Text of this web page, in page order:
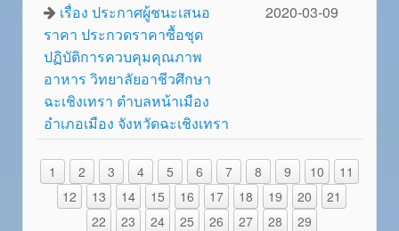
เรื่อง ประกาศผู้ชนะเสนอ
ราคา ประกวดราคาซื้อชุด
ปฏิบัติการควบคุมคุณภาพ
อาหาร วิทยาลัยอาชีวศึกษา
ฉะเชิงเทรา ตำบลหน้าเมือง
อำเภอเมือง จังหวัดฉะเชิงเทรา
2020-03-09
1 2 3 4 5 6 7 8 9 10
11
12
13 14 15 16 17 18 19 20
21
22
23 24 25 26 27 28 29